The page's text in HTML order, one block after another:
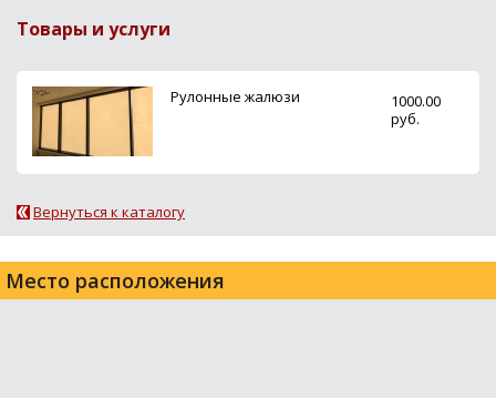
Товары и услуги
Рулонные жалюзи
1000.00
руб.
Вернуться к каталогу
Место расположения